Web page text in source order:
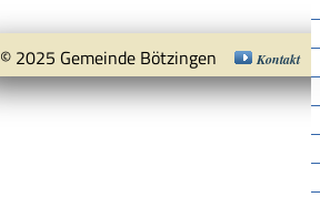
© 2025 Gemeinde Bötzingen Kontakt